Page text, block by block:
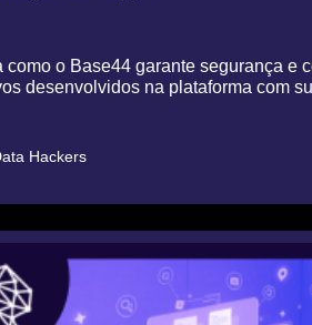
como o Base44 garante segurança e
desenvolvidos na plataforma com
Hackers